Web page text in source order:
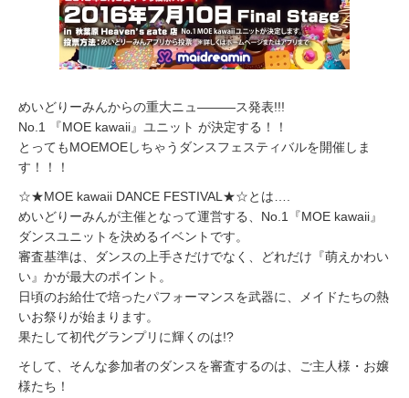
めいどりーみんからの重大ニュ―――ス発表!!!
No.1 『MOE kawaii』ユニット が決定する！！
とってもMOEMOEしちゃうダンスフェスティバルを開催しま
す！！！
☆★MOE kawaii DANCE FESTIVAL★☆とは….
めいどりーみんが主催となって運営する、No.1『MOE kawaii』
ダンスユニットを決めるイベントです。
審査基準は、ダンスの上手さだけでなく、どれだけ『萌えかわい
い』かが最大のポイント。
日頃のお給仕で培ったパフォーマンスを武器に、メイドたちの熱
いお祭りが始まります。
果たして初代グランプリに輝くのは!?
そして、そんな参加者のダンスを審査するのは、ご主人様・お嬢
様たち！